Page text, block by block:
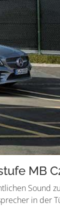
MB
Sound
in der